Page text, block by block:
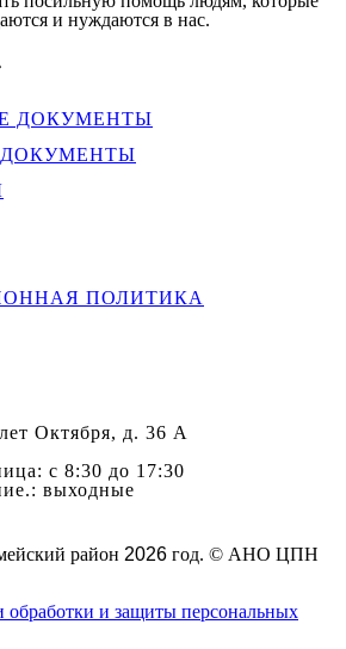
и нуждаются в нас.
ДОКУМЕНТЫ
ПОЛИТИКА
Октября, д. 36 А
с 8:30 до 17:30
выходные
район 2026 год. © АНО ЦПН
и защиты персональных